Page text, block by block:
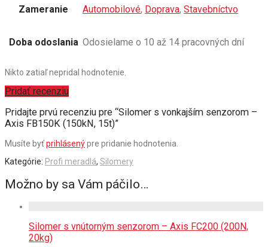
Zameranie Automobilové, Doprava, Stavebníctvo
Doba odoslania Odosielame o 10 až 14 pracovných dní
Nikto zatiaľ nepridal hodnotenie.
Pridať recenziu
Pridajte prvú recenziu pre “Silomer s vonkajším senzorom –
Axis FB150K (150kN, 15t)”
Musíte byťprihlásenýpre pridanie hodnotenia.
Kategórie: Profi meradlá, Silomery
Možno by sa Vám páčilo…
Silomer s vnútorným senzorom – Axis FC200 (200N,
20kg)